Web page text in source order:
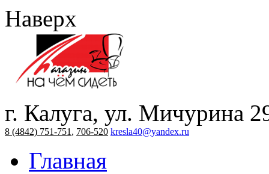
Наверх
г. Калуга, ул. Мичурина
8 (4842) 751-751 , 706-520 kresla40@yandex.ru
Главная